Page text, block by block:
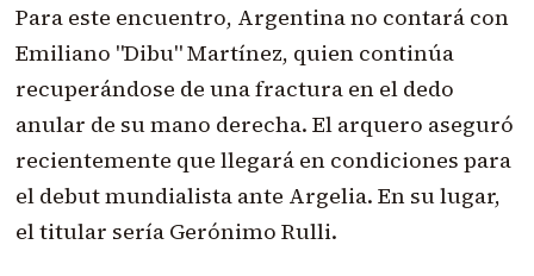
Para este encuentro, Argentina no contará con
Emiliano "Dibu" Martínez, quien continúa
recuperándose de una fractura en el dedo
anular de su mano derecha. El arquero aseguró
recientemente que llegará en condiciones para
el debut mundialista ante Argelia. En su lugar,
el titular sería Gerónimo Rulli.